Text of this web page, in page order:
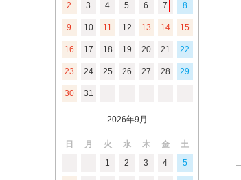
2 3 4 5 6 7 8
9 10 11 12 13 14 15
16 17 18 19 20 21 22
23 24 25 26 27 28 29
30 31
2026年9月
日 月 火 水 木 金
土
1
2 3 4 5